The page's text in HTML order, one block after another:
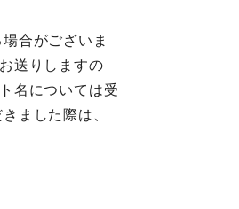
合がございま
送りしますの
名については受
ました際は、